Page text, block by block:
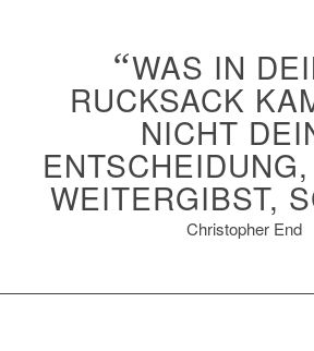
“WAS IN
RUCKSACK
NICHT
WEITERGIBST,
Christopher End